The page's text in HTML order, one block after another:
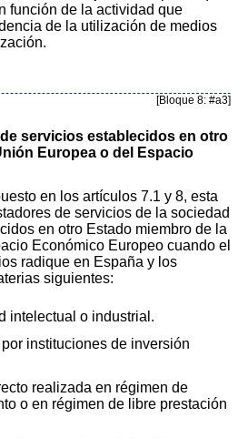
función de la actividad que
de la utilización de medios
[Bloque 8: #a3]
servicios establecidos en otro
Europea o del Espacio
en los artículos 7.1 y 8, esta
de servicios de la sociedad
en otro Estado miembro de la
Económico Europeo cuando el
radique en España y los
siguientes:
intelectual o industrial.
instituciones de inversión
realizada en régimen de
o en régimen de libre prestación